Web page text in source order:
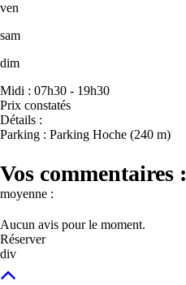
ven
sam
dim
Midi : 07h30 - 19h30
Prix constatés
Détails :
Parking : Parking Hoche (240 m)
Vos commentaires :
moyenne :
Aucun avis pour le moment.
Réserver
div